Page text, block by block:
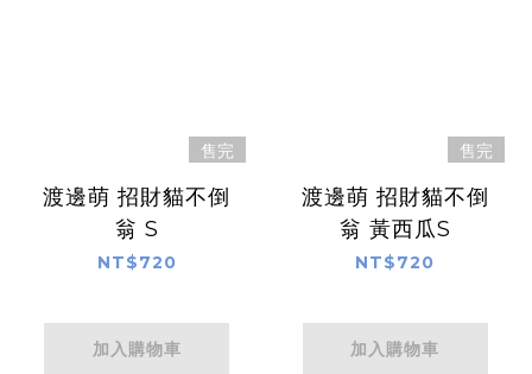
售完
渡邊萌 招財貓不倒
翁 S
NT$720
加入購物車
售完
渡邊萌 招財貓不倒
翁 黃西瓜S
NT$720
加入購物車